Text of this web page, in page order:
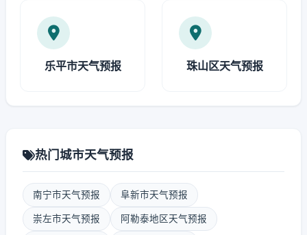
乐平市天气预报 珠山区天气预报
热门城市天气预报
南宁市天气预报 阜新市天气预报
崇左市天气预报 阿勒泰地区天气预报